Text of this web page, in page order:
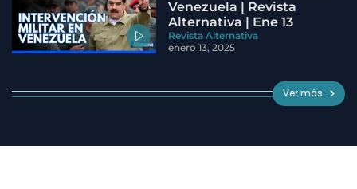
Venezuela | Revista
Alternativa | Ene 13
Revista Alternativa
enero 13, 2025
Ver más